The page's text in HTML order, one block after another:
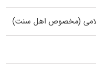
(مخصوص اهل سنت)